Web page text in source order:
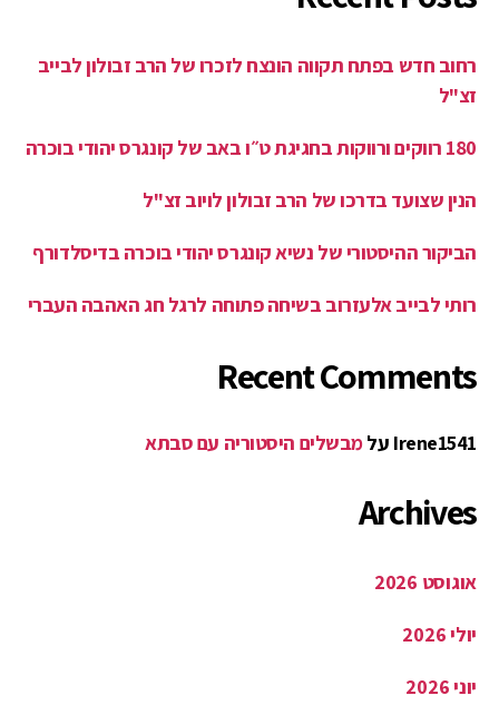
רחוב חדש בפתח תקווה הונצח לזכרו של הרב זבולון לבייב
180 רווקים ורווקות בחגיגת ט״ו באב של קונגרס יהודי בוכרה
הנין שצועד בדרכו של הרב זבולון לויוב זצ"ל
הביקור ההיסטורי של נשיא קונגרס יהודי בוכרה בדיסלדורף
רותי לבייב אלעזרוב בשיחה פתוחה לרגל חג האהבה העברי
Recent Comments
Irene1541עלמבשלים היסטוריה עם סבתא
Archives
אוגוסט 2026
יולי 2026
יוני 2026
מאי 2026